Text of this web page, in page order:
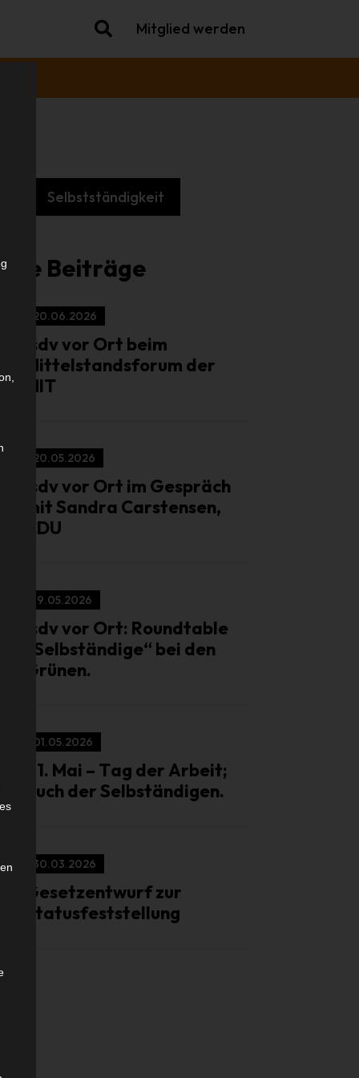
Mitglied werden
Selbstständigkeit
Beiträge
20.06.2026
isdv vor Ort beim
Mittelstandsforum der
MIT
20.05.2026
isdv vor Ort im Gespräch
mit Sandra Carstensen,
CDU
19.05.2026
isdv vor Ort: Roundtable
„Selbständige“ bei den
Grünen.
01.05.2026
01. Mai – Tag der Arbeit;
auch der Selbständigen.
30.03.2026
Gesetzentwurf zur
Statusfeststellung